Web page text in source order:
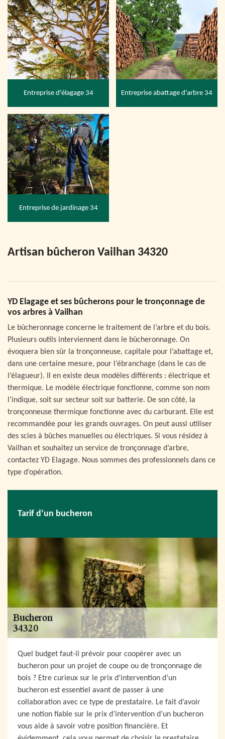
Entreprise d'élagage 34 Entreprise abattage d'arbre 34
Entreprise de jardinage 34
Artisan bûcheron Vailhan 34320
YD Elagage et ses bûcherons pour le tronçonnage de
vos arbres à Vailhan
Le bûcheronnage concerne le traitement de l’arbre et du bois.
Plusieurs outils interviennent dans le bûcheronnage. On
évoquera bien sûr la tronçonneuse, capitale pour l’abattage et,
dans une certaine mesure, pour l’ébranchage (dans le cas de
l’élagueur). Il en existe deux modèles différents : électrique et
thermique. Le modèle électrique fonctionne, comme son nom
l’indique, soit sur secteur soit sur batterie. De son côté, la
tronçonneuse thermique fonctionne avec du carburant. Elle est
recommandée pour les grands ouvrages. On peut aussi utiliser
des scies à bûches manuelles ou électriques. Si vous résidez à
Vailhan et souhaitez un service de tronçonnage d’arbre,
contactez YD Elagage. Nous sommes des professionnels dans ce
type d’opération.
Tarif d’un bucheron
Quel budget faut-il prévoir pour coopérer avec un
bucheron pour un projet de coupe ou de tronçonnage de
bois ? Etre curieux sur le prix d’intervention d’un
bucheron est essentiel avant de passer à une
collaboration avec ce type de prestataire. Le fait d’avoir
une notion fiable sur le prix d’intervention d’un bucheron
vous aide à savoir votre position financière. Et